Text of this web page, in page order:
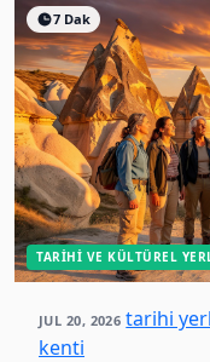
7 Dak
TARIHI VE KÜLTÜREL
JUL 20, 2026 tarihi
kenti